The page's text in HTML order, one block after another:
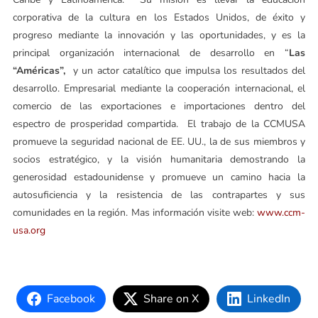
corporativa de la cultura en los Estados Unidos, de éxito y
progreso mediante la innovación y las oportunidades, y es la
principal organización internacional de desarrollo en “Las
“Américas”, y un actor catalítico que impulsa los resultados del
desarrollo. Empresarial mediante la cooperación internacional, el
comercio de las exportaciones e importaciones dentro del
espectro de prosperidad compartida. El trabajo de la CCMUSA
promueve la seguridad nacional de EE. UU., la de sus miembros y
socios estratégico, y la visión humanitaria demostrando la
generosidad estadounidense y promueve un camino hacia la
autosuficiencia y la resistencia de las contrapartes y sus
comunidades en la región. Mas información visite web:www.ccm-
usa.org
Facebook Share on X LinkedIn